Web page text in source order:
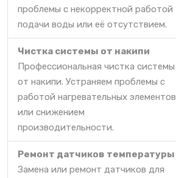
проблемы с некорректной работой
подачи воды или её отсутствием.
Чистка системы от накипи
Профессиональная чистка системы
от накипи. Устраняем проблемы с
работой нагревательных элементов
или снижением
производительности.
Ремонт датчиков температуры
Замена или ремонт датчиков для